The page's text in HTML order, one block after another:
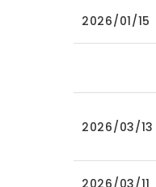
2026/01/15
2026/03/13
2026/03/11